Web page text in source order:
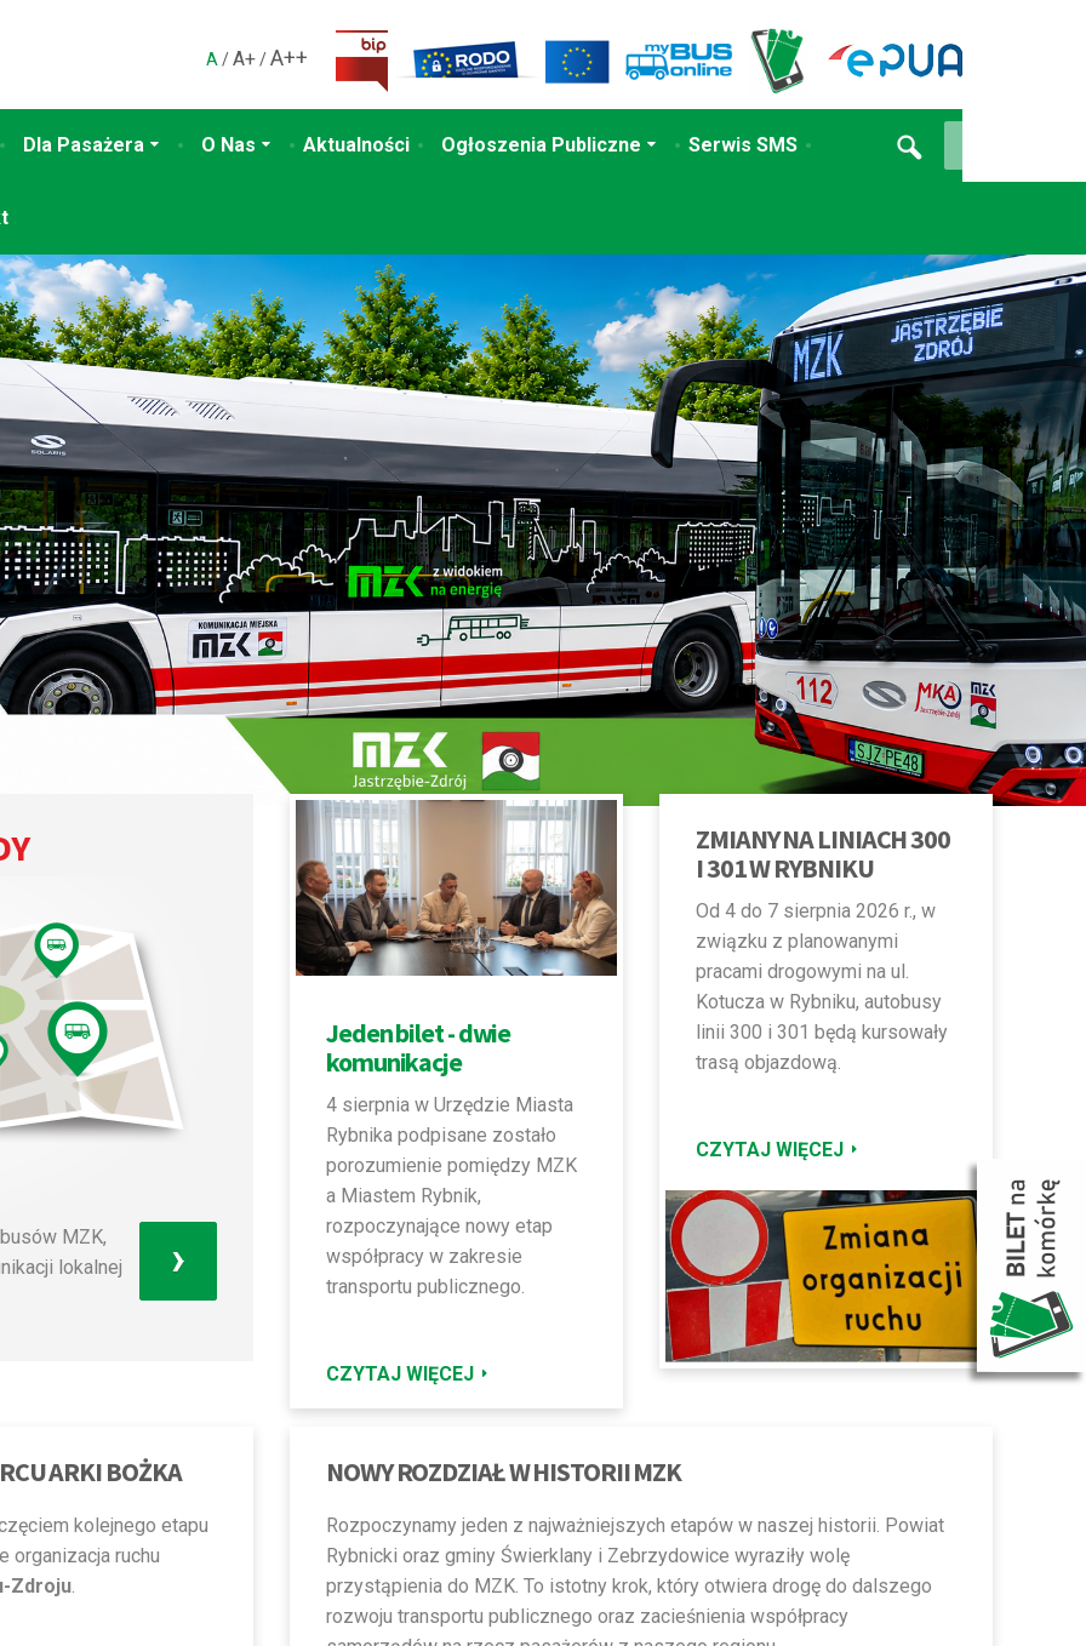
Dla Pasażera O Nas Aktualności Ogłoszenia Publiczne Serwis SMS
A/A+/A++
MZK,
lokalnej
›
Jeden bilet - dwie
komunikacje
4 sierpnia w Urzędzie Miasta
Rybnika podpisane zostało
porozumienie pomiędzy MZK
a Miastem Rybnik,
rozpoczynające nowy etap
współpracy w zakresie
transportu publicznego.
CZYTAJ WIĘCEJ
ZMIANY NA LINIACH 300
I 301 W RYBNIKU
Od 4 do 7 sierpnia 2026 r., w
związku z planowanymi
pracami drogowymi na ul.
Kotucza w Rybniku, autobusy
linii 300 i 301 będą kursowały
trasą objazdową.
CZYTAJ WIĘCEJ
ARKI BOŻKA
kolejnego etapu
organizacja ruchu
Zdroju.
NOWY ROZDZIAŁ W HISTORII MZK
Rozpoczynamy jeden z najważniejszych etapów w naszej historii. Powiat
Rybnicki oraz gminy Świerklany i Zebrzydowice wyraziły wolę
przystąpienia do MZK. To istotny krok, który otwiera drogę do dalszego
rozwoju transportu publicznego oraz zacieśnienia współpracy